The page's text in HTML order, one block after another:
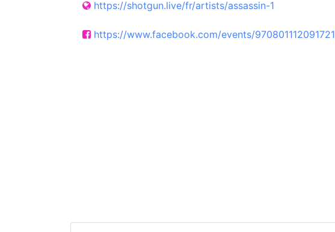
https://shotgun.live/fr/artists/assassin-1
https://www.facebook.com/events/970801112091721